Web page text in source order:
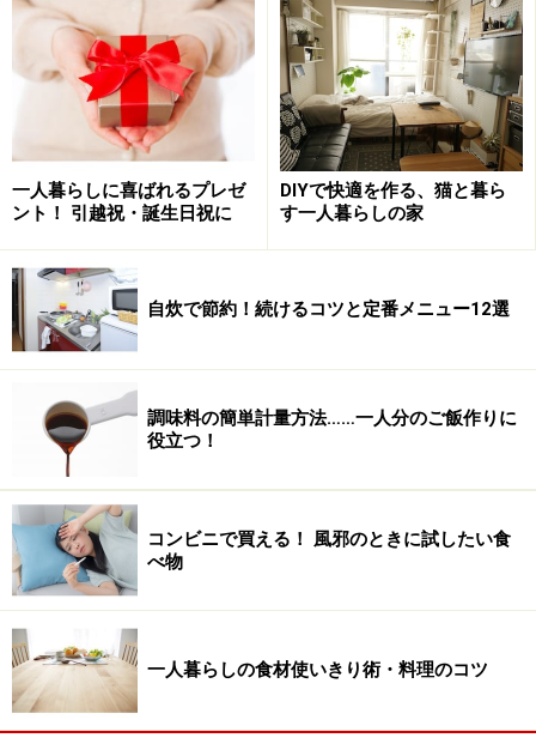
一人暮らしに喜ばれるプレゼ
ント！ 引越祝・誕生日祝に
DIYで快適を作る、猫と暮ら
す一人暮らしの家
自炊で節約！続けるコツと定番メニュー12選
調味料の簡単計量方法……一人分のご飯作りに
役立つ！
コンビニで買える！ 風邪のときに試したい食
べ物
一人暮らしの食材使いきり術・料理のコツ